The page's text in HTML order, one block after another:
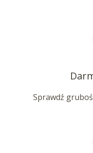
Sprawdź